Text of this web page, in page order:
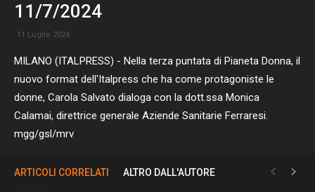
11/7/2024
11 Luglio 2024
MILANO (ITALPRESS) - Nella terza puntata di Pianeta Donna, il
nuovo format dell'Italpress che ha come protagoniste le
donne, Carola Salvato dialoga con la dott.ssa Monica
Calamai, direttrice generale Aziende Sanitarie Ferraresi.
mgg/gsl/mrv
ARTICOLI CORRELATI ALTRO DALL'AUTORE